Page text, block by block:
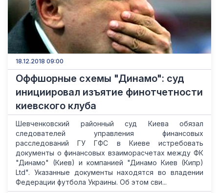
18.12.2018 09:00
Оффшорные схемы "Динамо": суд
инициировал изъятие финотчетности
киевского клуба
Шевченковский районный суд Киева обязал
следователей управления финансовых
расследований ГУ ГФС в Киеве истребовать
документы о финансовых взаиморасчетах между ФК
"Динамо" (Киев) и компанией "Динамо Киев (Кипр)
Ltd". Указанные документы находятся во владении
Федерации футбола Украины. Об этом сви...